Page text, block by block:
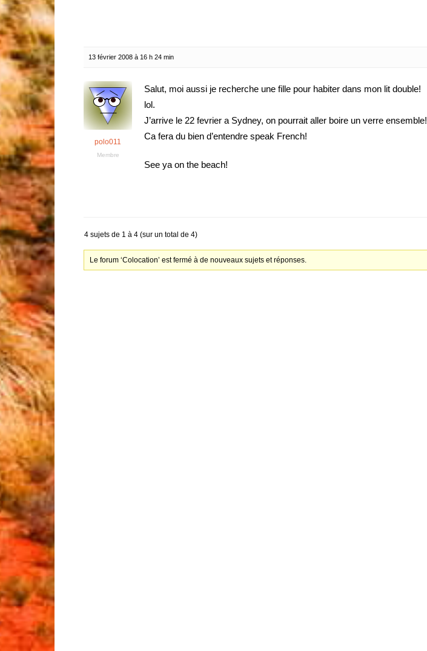
13 février 2008 à 16 h 24 min
polo011
Membre
Salut, moi aussi je recherche une fille pour habiter dans mon lit double!
lol.
J’arrive le 22 fevrier a Sydney, on pourrait aller boire un verre ensemble!
Ca fera du bien d’entendre speak French!
See ya on the beach!
4 sujets de 1 à 4 (sur un total de 4)
Le forum ‘Colocation’ est fermé à de nouveaux sujets et réponses.